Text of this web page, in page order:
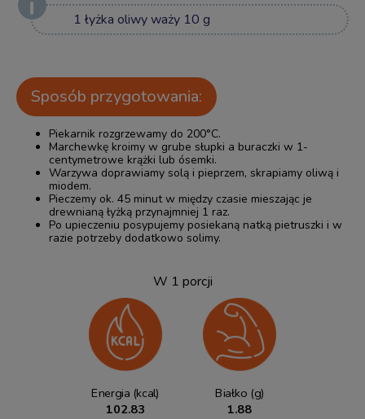
1 łyżka oliwy waży 10 g
Sposób przygotowania:
Piekarnik rozgrzewamy do 200°C.
Marchewkę kroimy w grube słupki a buraczki w 1-
centymetrowe krążki lub ósemki.
Warzywa doprawiamy solą i pieprzem, skrapiamy oliwą i
miodem.
Pieczemy ok. 45 minut w między czasie mieszając je
drewnianą łyżką przynajmniej 1 raz.
Po upieczeniu posypujemy posiekaną natką pietruszki i w
razie potrzeby dodatkowo solimy.
W 1 porcji
Energia (kcal)
102.83
Białko (g)
1.88